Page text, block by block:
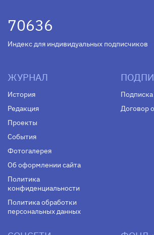
70636
Индекс для индивидуальных подписчиков
ЖУРНАЛ
История
Редакция
Проекты
События
Фотогалерея
Об оформлении сайта
Политика
конфиденциальности
Политика обработки
персональных данных
Договор